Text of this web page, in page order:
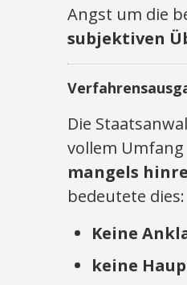
Angst um die
subjektiven
Die
vollem
mangels
bedeutete dies:
Keine
keine